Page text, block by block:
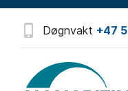
Døgnvakt +47